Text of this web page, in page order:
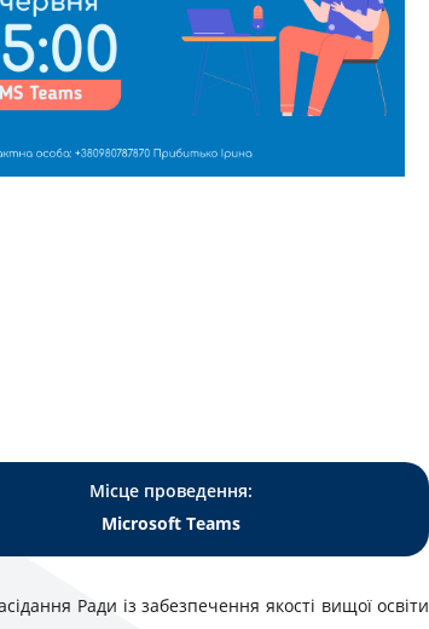
Місце проведення:
Microsoft Тeams
Ради із забезпечення якості вищої освіти